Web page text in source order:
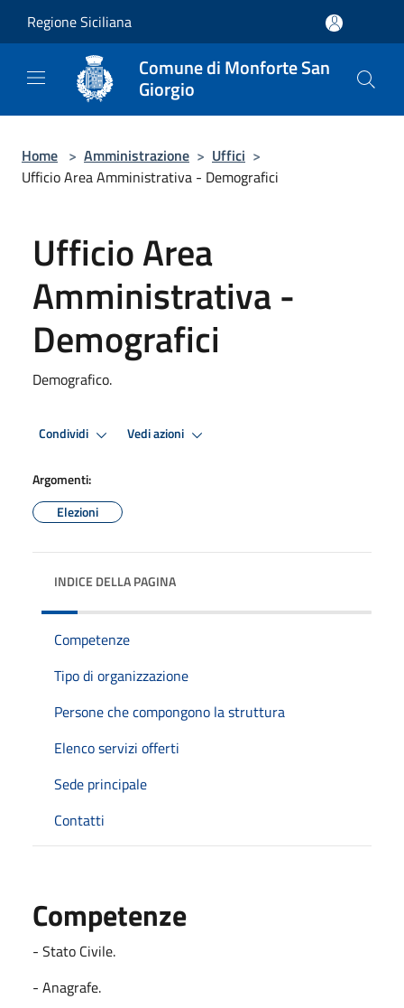
Regione Siciliana
Comune di Monforte San
Giorgio
Home > Amministrazione > Uffici >
Ufficio Area Amministrativa - Demografici
Ufficio Area
Amministrativa -
Demografici
Demografico.
Condividi Vedi azioni
Argomenti:
Elezioni
INDICE DELLA PAGINA
Competenze
Tipo di organizzazione
Persone che compongono la struttura
Elenco servizi offerti
Sede principale
Contatti
Competenze
- Stato Civile.
- Anagrafe.